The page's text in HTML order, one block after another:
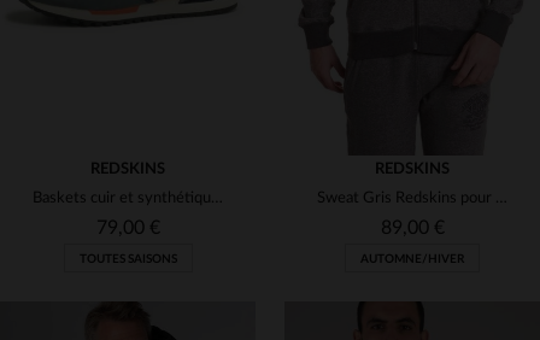
REDSKINS
Baskets cuir et synthétique couleur gris et jean
79,00 €
TOUTES SAISONS
REDSKINS
Sweat Gris Redskins pour Homme en coton
89,00 €
AUTOMNE/HIVER